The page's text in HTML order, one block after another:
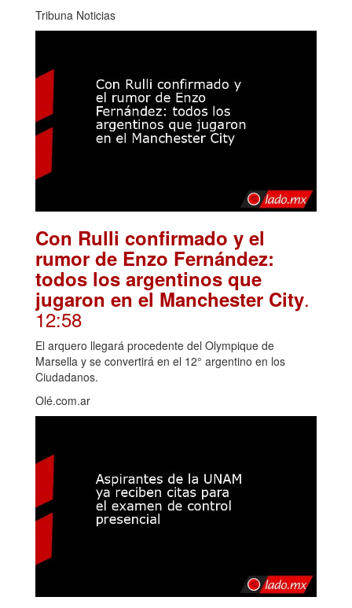
Tribuna Noticias
Con Rulli confirmado y el
rumor de Enzo Fernández:
todos los argentinos que
jugaron en el Manchester City.
12:58
El arquero llegará procedente del Olympique de
Marsella y se convertirá en el 12° argentino en los
Ciudadanos.
Olé.com.ar